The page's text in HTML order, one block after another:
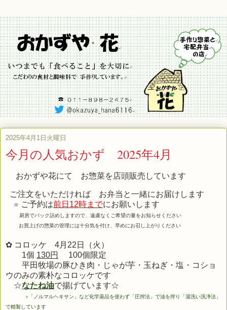
2025年4月1日火曜日
今月の人気おかず 2025年4月
おかずや花にて お惣菜を店頭販売しています
ご注文をいただければ お弁当と一緒にお届けします
※ ご予約は前日12時までにお願いします
厨房でパック詰めしますので、遠慮なくご希望の量をお知らせください
お買上げの惣菜の管理には十分気を付け、早めにお召し上がりください
✿ コロッケ 4月22日（火）
1個 130円
100個限定
平田牧場の豚ひき肉・じゃが芋・玉ねぎ・塩・コショ
ウのみの素朴なコロッケです
☆なたね油で揚げています☆
※ 「ノルマルヘキサン」など化学薬品を使わず「圧搾法」で油を搾り「湯洗い洗浄法」
で精製しています